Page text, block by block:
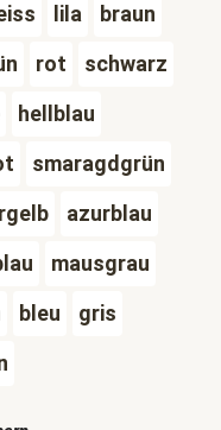
lila
braun
rot
schwarz
hellblau
smaragdgrün
azurblau
mausgrau
bleu
gris